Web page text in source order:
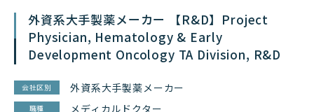
外資系大手製薬メーカー 【R&D】Project
Physician, Hematology & Early
Development Oncology TA Division, R&D
会社区別 外資系大手製薬メーカー
職種 メディカルドクター